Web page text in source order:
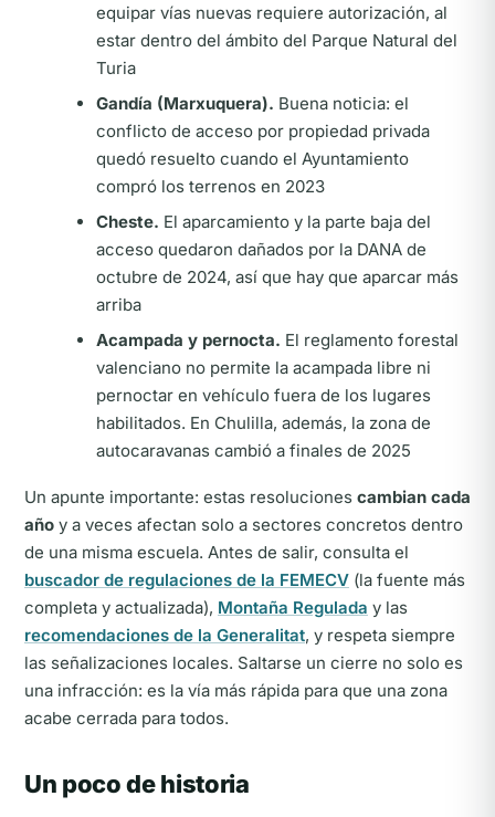
equipar vías nuevas requiere autorización, al
estar dentro del ámbito del Parque Natural del
Turia
Gandía (Marxuquera). Buena noticia: el
conflicto de acceso por propiedad privada
quedó resuelto cuando el Ayuntamiento
compró los terrenos en 2023
Cheste. El aparcamiento y la parte baja del
acceso quedaron dañados por la DANA de
octubre de 2024, así que hay que aparcar más
arriba
Acampada y pernocta. El reglamento forestal
valenciano no permite la acampada libre ni
pernoctar en vehículo fuera de los lugares
habilitados. En Chulilla, además, la zona de
autocaravanas cambió a finales de 2025
Un apunte importante: estas resoluciones cambian cada
año y a veces afectan solo a sectores concretos dentro
de una misma escuela. Antes de salir, consulta el
buscador de regulaciones de la FEMECV (la fuente más
completa y actualizada), Montaña Regulada y las
recomendaciones de la Generalitat, y respeta siempre
las señalizaciones locales. Saltarse un cierre no solo es
una infracción: es la vía más rápida para que una zona
acabe cerrada para todos.
Un poco de historia